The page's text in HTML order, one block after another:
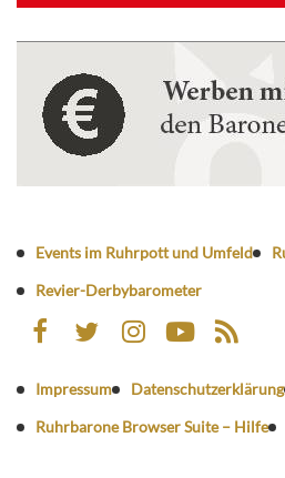
Events im Ruhrpott und Umfeld
Revier-Derbybarometer
Impressum Datenschutzerklärung
Ruhrbarone Browser Suite – Hilfe